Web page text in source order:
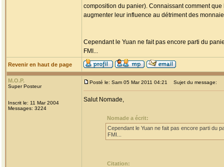
composition du panier). Connaissant comment
augmenter leur influence au détriment des
Cependant le Yuan ne fait pas encore parti du
FMI...
Revenir en haut de page
M.O.P.
Super Posteur
Inscrit le: 11 Mar 2004
Messages: 3224
Posté le: Sam 05 Mar 2011 04:21 Sujet du message:
Salut Nomade,
Nomade a écrit:
Cependant le Yuan ne fait pas encore parti du
FMI...
Citation: